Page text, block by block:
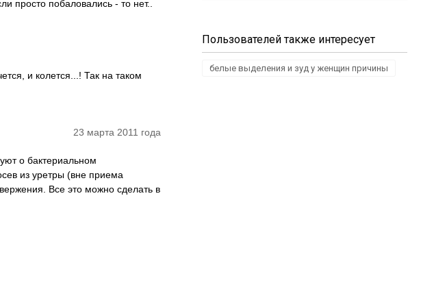
просто побаловались - то нет..
и колется...! Так на таком
23 марта 2011 года
о бактериальном
из уретры (вне приема
Все это можно сделать в
Пользователей также интересует
белые выделения и зуд у женщин причины